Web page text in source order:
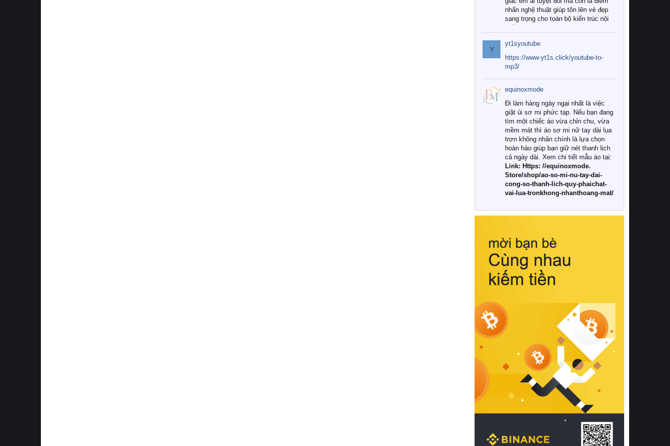
nhấn nghệ thuật giúp tôn lên vẻ đẹp
sang trọng cho toàn bộ kiến trúc nội
Tuy nhiên, giữa thị trường đa dạng
với vô vàn thương hiệu và mẫu mã
như hiện nay, làm thế nào để chọn
được những bộ chăn ga gối đệm cao
cấp thực sự chất lượng, phù hợp với
khí hậu và nhu cầu sử dụng của gia
đình? Hãy cùng chúng tôi đi tìm lời
giải đáp chi tiết qua bài viết dưới đây.
1. Tại sao các gia đình hiện đại lại ưa
chuộng chăn ga gối đệm cao cấp?
Khác với các dòng sản phẩm thông
thường, những bộ chăn ga gối đệm
cao cấp trải qua quy trình sản xuất
nghiêm ngặt từ khâu chọn lọc nguyên
liệu tự nhiên đến công nghệ dệt
nhuộm hiện đại không chứa hóa chất
này, bạn sẽ cảm nhận rõ rệt sự khác
hồi chuẩn xác của phần đệm nâng đỡ
cột sống.
Bên cạnh đó, việc lựa chọn các dòng
sản phẩm đạt chuẩn chất lượng quốc
tế còn giúp ngăn ngừa tình trạng kích
khuẩn và nấm mốc trong điều kiện
thời tiết nóng ẩm. Bạn có thể tìm hiểu
thêm các nghiên cứu khoa học về tác
động của giấc ngủ và môi trường
phòng ngủ đối với sức khỏe con
người tại Sleep Foundation (External
Link) để có cái nhìn toàn diện hơn.
2. Các tiêu chí vàng khi lựa chọn
chăn ga gối đệm cao cấp cho phòng
ngủ
Để sở hữu một bộ chăn ga gối đệm
cao cấp hoàn hảo cả về thẩm mỹ lẫn
công năng, người tiêu dùng cần cân
nhắc kỹ lưỡng các tiêu chí quan trọng
Y
yt1syoutube
https://www-yt1s.click/youtube-to-
mp3/
equinoxmode
Đi làm hàng ngày ngại nhất là việc
giặt ủi sơ mi phức tạp. Nếu bạn đang
tìm một chiếc áo vừa chỉn chu, vừa
mềm mát thì áo sơ mi nữ tay dài lụa
trơn không nhăn chính là lựa chọn
hoàn hảo giúp bạn giữ nét thanh lịch
cả ngày dài. Xem chi tiết mẫu áo tại:
Link: Https: //equinoxmode.
Store/shop/ao-so-mi-nu-tay-dai-
cong-so-thanh-lich-quy-phaichat-
vai-lua-tronkhong-nhanthoang-mat/